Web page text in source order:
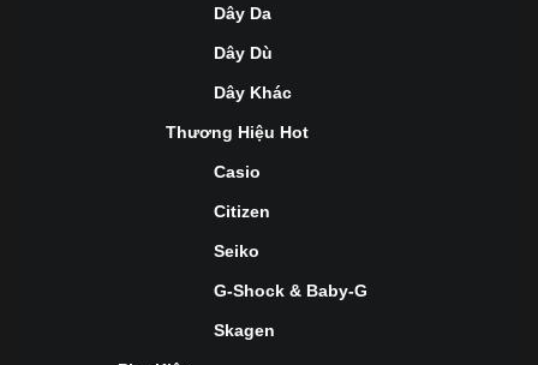
Dây Da
Dây Dù
Dây Khác
Thương Hiệu Hot
Casio
Citizen
Seiko
G-Shock & Baby-G
Skagen